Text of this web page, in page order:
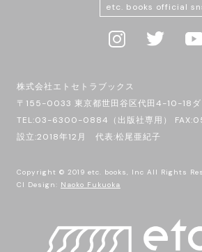
etc. books official
株式会社エトセトラブックス
〒155-0033 東京都世田谷区代田4-10-18ダ
TEL:03-6300-0884（出版社専用）
設立:2018年12月 代表:松尾亜紀子
Copyright © 2019 etc. books, Inc All Rights
CI Design: Naoko Fukuoka